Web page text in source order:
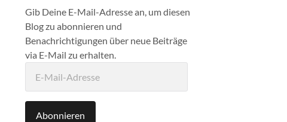
Gib Deine E-Mail-Adresse an, um diesen
Blog zu abonnieren und
Benachrichtigungen über neue Beiträge
via E-Mail zu erhalten.
Mail-
Abonnieren